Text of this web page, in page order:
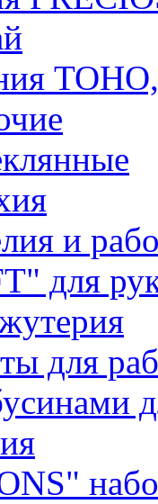
и
для
для